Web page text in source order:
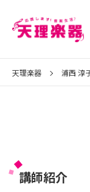
天理楽器 浦西 淳
講師紹介